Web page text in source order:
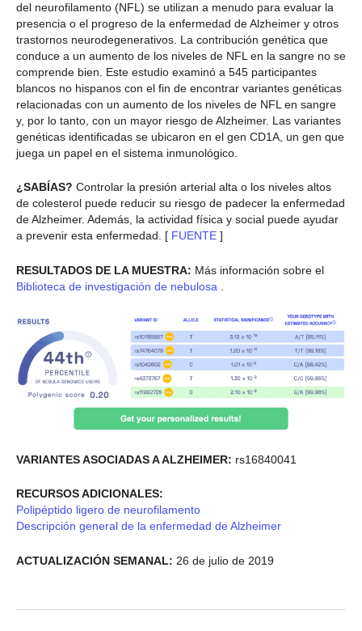
del neurofilamento (NFL) se utilizan a menudo para evaluar la
presencia o el progreso de la enfermedad de Alzheimer y otros
trastornos neurodegenerativos. La contribución genética que
conduce a un aumento de los niveles de NFL en la sangre no se
comprende bien. Este estudio examinó a 545 participantes
blancos no hispanos con el fin de encontrar variantes genéticas
relacionadas con un aumento de los niveles de NFL en sangre
y, por lo tanto, con un mayor riesgo de Alzheimer. Las variantes
genéticas identificadas se ubicaron en el gen CD1A, un gen que
juega un papel en el sistema inmunológico.
¿SABÍAS? Controlar la presión arterial alta o los niveles altos
de colesterol puede reducir su riesgo de padecer la enfermedad
de Alzheimer. Además, la actividad física y social puede ayudar
a prevenir esta enfermedad. [ FUENTE ]
RESULTADOS DE LA MUESTRA: Más información sobre el
Biblioteca de investigación de nebulosa
VARIANTES ASOCIADAS A ALZHEIMER: rs16840041
RECURSOS ADICIONALES:
Polipéptido ligero de neurofilamento
Descripción general de la enfermedad de Alzheimer
ACTUALIZACIÓN SEMANAL: 26 de julio de 2019